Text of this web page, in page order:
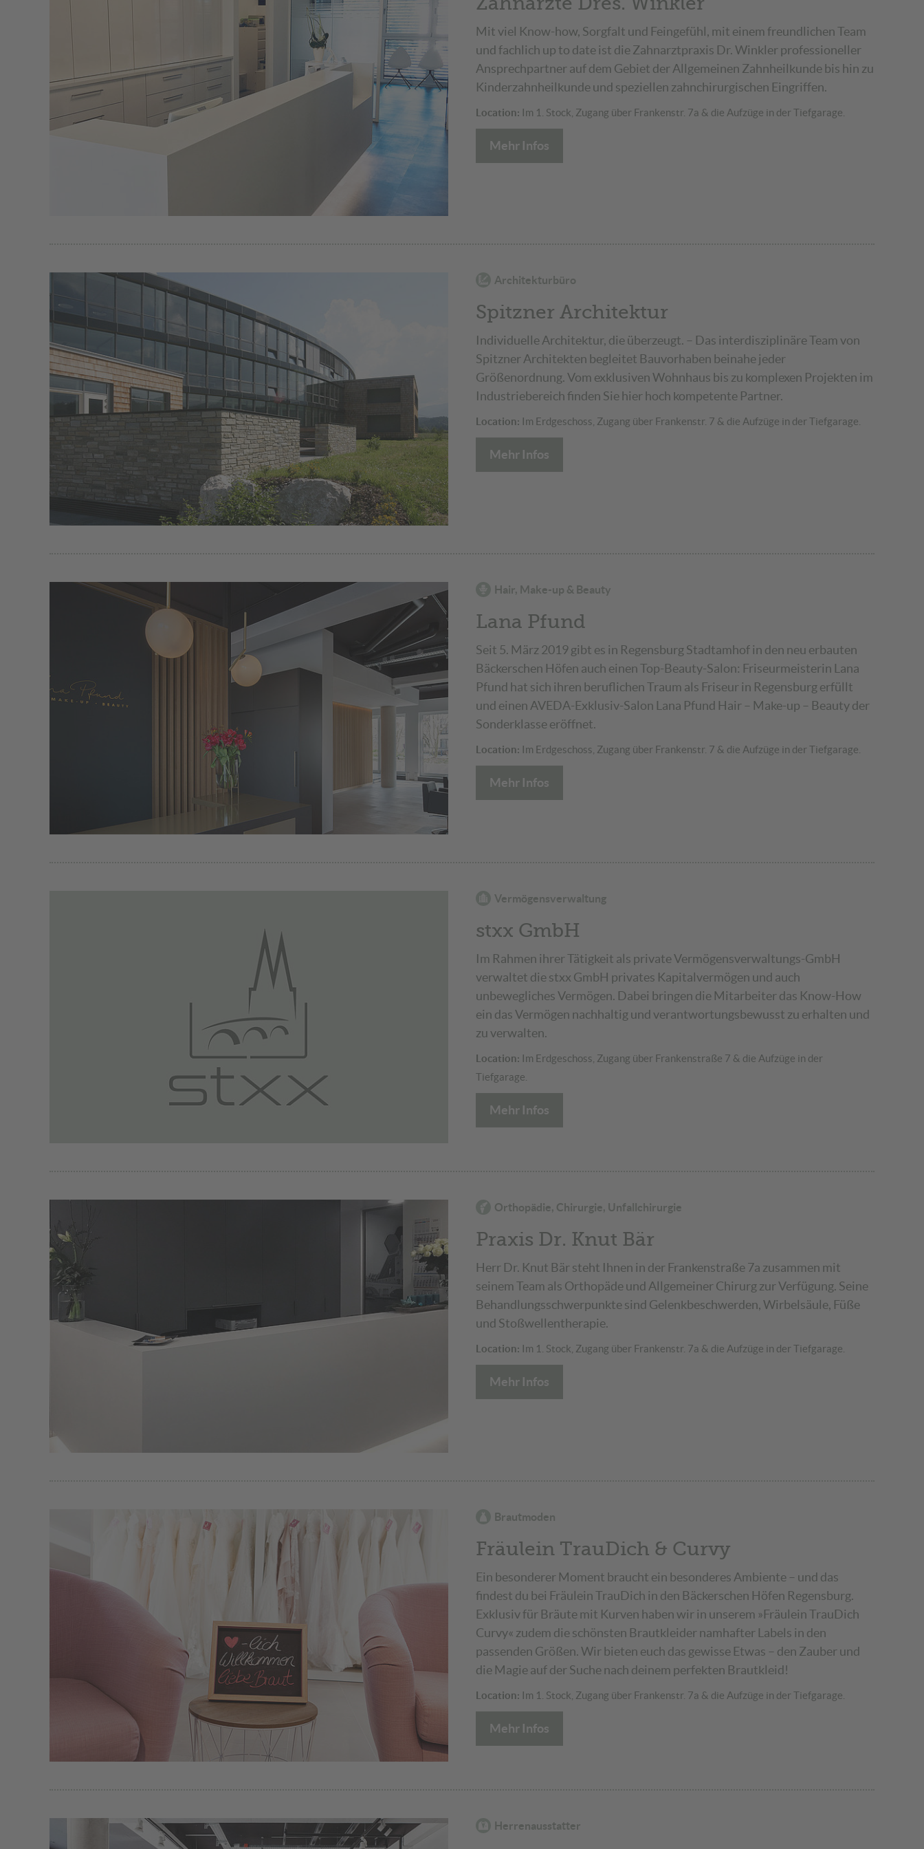
Mit viel Know-how, Sorgfalt und Feingefühl, mit einem freundlichen Team
und fachlich up to date ist die Zahnarztpraxis Dr. Winkler professioneller
Ansprechpartner auf dem Gebiet der Allgemeinen Zahnheilkunde bis hin zu
Kinderzahnheilkunde und speziellen zahnchirurgischen Eingriffen.
Location: Im 1. Stock, Zugang über Frankenstr. 7a & die Aufzüge in der Tiefgarage.
Mehr Infos
Architekturbüro
Spitzner Architektur
Individuelle Architektur, die überzeugt. – Das interdisziplinäre Team von
Spitzner Architekten begleitet Bauvorhaben beinahe jeder
Größenordnung. Vom exklusiven Wohnhaus bis zu komplexen Projekten im
Industriebereich finden Sie hier hoch kompetente Partner.
Location: Im Erdgeschoss, Zugang über Frankenstr. 7 & die Aufzüge in der Tiefgarage.
Mehr Infos
Hair, Make-up & Beauty
Lana Pfund
Seit 5. März 2019 gibt es in Regensburg Stadtamhof in den neu erbauten
Bäckerschen Höfen auch einen Top-Beauty-Salon: Friseurmeisterin Lana
Pfund hat sich ihren beruflichen Traum als Friseur in Regensburg erfüllt
und einen AVEDA-Exklusiv-Salon Lana Pfund Hair – Make-up – Beauty der
Sonderklasse eröffnet.
Location: Im Erdgeschoss, Zugang über Frankenstr. 7 & die Aufzüge in der Tiefgarage.
Mehr Infos
Vermögensverwaltung
stxx GmbH
Im Rahmen ihrer Tätigkeit als private Vermögensverwaltungs-GmbH
verwaltet die stxx GmbH privates Kapitalvermögen und auch
unbewegliches Vermögen. Dabei bringen die Mitarbeiter das Know-How
ein das Vermögen nachhaltig und verantwortungsbewusst zu erhalten und
zu verwalten.
Location: Im Erdgeschoss, Zugang über Frankenstraße 7 & die Aufzüge in der
Tiefgarage.
Mehr Infos
Orthopädie, Chirurgie, Unfallchirurgie
Praxis Dr. Knut Bär
Herr Dr. Knut Bär steht Ihnen in der Frankenstraße 7a zusammen mit
seinem Team als Orthopäde und Allgemeiner Chirurg zur Verfügung. Seine
Behandlungsschwerpunkte sind Gelenkbeschwerden, Wirbelsäule, Füße
und Stoßwellentherapie.
Location: Im 1. Stock, Zugang über Frankenstr. 7a & die Aufzüge in der Tiefgarage.
Mehr Infos
Brautmoden
Fräulein TrauDich & Curvy
Ein besonderer Moment braucht ein besonderes Ambiente – und das
findest du bei Fräulein TrauDich in den Bäckerschen Höfen Regensburg.
Exklusiv für Bräute mit Kurven haben wir in unserem »Fräulein TrauDich
Curvy« zudem die schönsten Brautkleider namhafter Labels in den
passenden Größen. Wir bieten euch das gewisse Etwas – den Zauber und
die Magie auf der Suche nach deinem perfekten Brautkleid!
Location: Im 1. Stock, Zugang über Frankenstr. 7a & die Aufzüge in der Tiefgarage.
Mehr Infos
Herrenausstatter